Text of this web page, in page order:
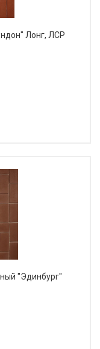
Лонг, ЛСР
"Эдинбург"